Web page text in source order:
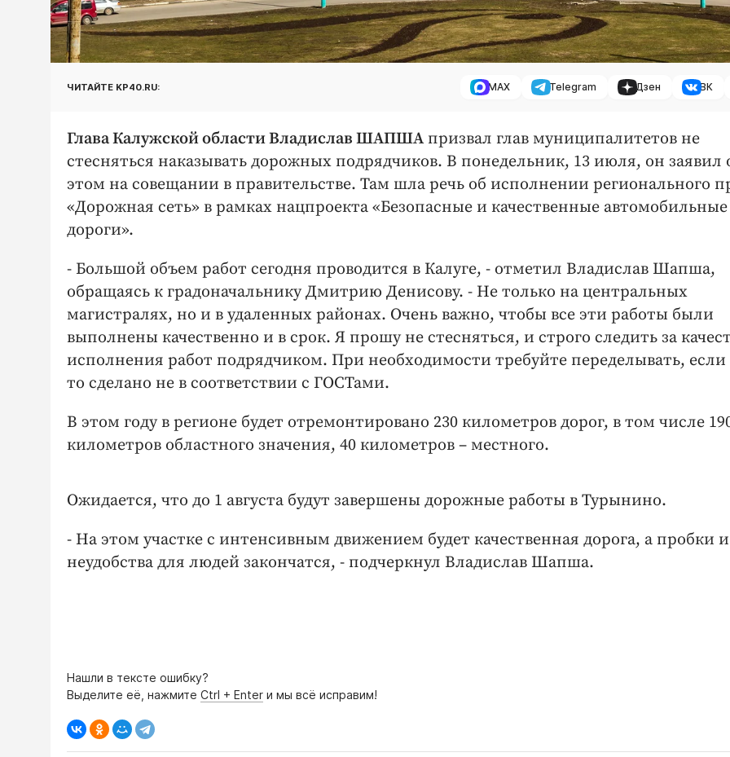
ЧИТАЙТЕ KP40.RU: MAX Telegram Дзен ВК
Глава Калужской области Владислав ШАПШАпризвал глав муниципалитетов не
стесняться наказывать дорожных подрядчиков. В понедельник, 13 июля, он заявил
этом на совещании в правительстве. Там шла речь об исполнении регионального
«Дорожная сеть» в рамках нацпроекта «Безопасные и качественные автомобильные
дороги».
- Большой объем работ сегодня проводится в Калуге, - отметил Владислав Шапша,
обращаясь к градоначальнику Дмитрию Денисову. - Не только на центральных
магистралях, но и в удаленных районах. Очень важно, чтобы все эти работы были
выполнены качественно и в срок. Я прошу не стесняться, и строго следить за
исполнения работ подрядчиком. При необходимости требуйте переделывать, если
то сделано не в соответствии с ГОСТами.
В этом году в регионе будет отремонтировано 230 километров дорог, в том числе
километров областного значения, 40 километров – местного.
Ожидается, что до 1 августа будут завершены дорожные работы в Турынино.
- На этом участке с интенсивным движением будет качественная дорога, а пробки и
неудобства для людей закончатся, - подчеркнул Владислав Шапша.
Нашли в тексте ошибку?
Выделите её, нажмите Ctrl + Enter и мы всё исправим!